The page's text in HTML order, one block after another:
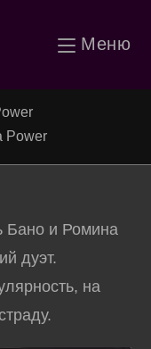
Меню
Power
Бано и Ромина
дуэт.
на